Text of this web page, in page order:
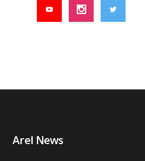
Arel News